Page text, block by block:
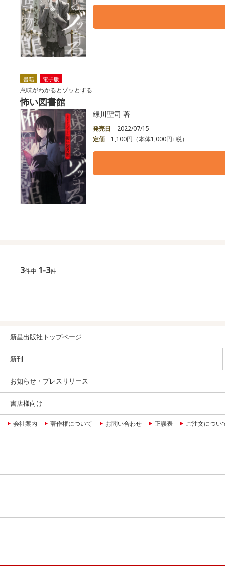
書籍 電子版
意味がわかるとゾッとする
怖い図書館
緑川聖司 著
発売日
2022/07/15
定価
1,100円（本体1,000円+税）
3件中 1-3件
新星出版社トップページ
新刊
お知らせ・プレスリリース
書店様向け
会社案内 著作権について お問い合わせ 正誤表 ご注文につい